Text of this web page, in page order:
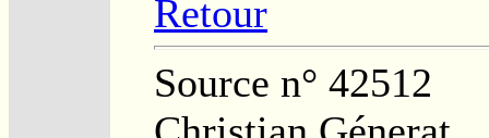
Retour
Source n° 42512